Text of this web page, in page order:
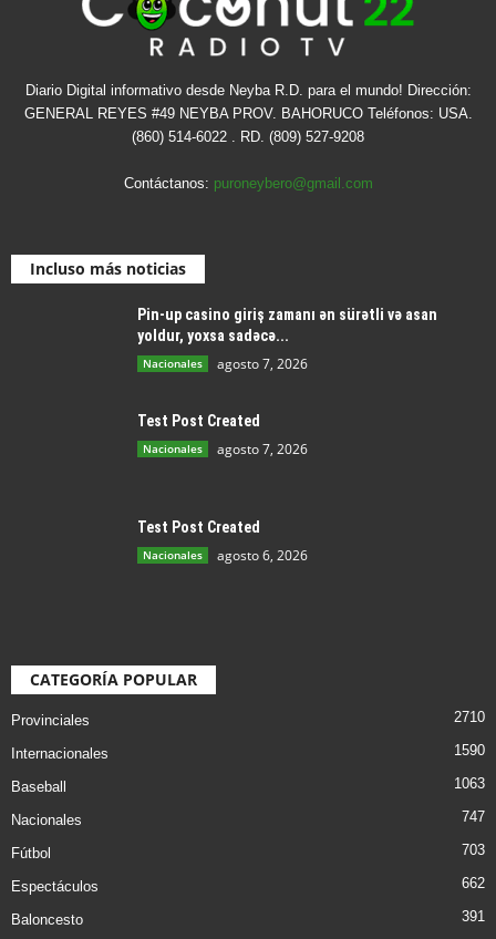
Diario Digital informativo desde Neyba R.D. para el mundo! Dirección:
GENERAL REYES #49 NEYBA PROV. BAHORUCO Teléfonos: USA.
(860) 514-6022 . RD. (809) 527-9208
Contáctanos: puroneybero@gmail.com
Incluso más noticias
Pin-up casino giriş zamanı ən sürətli və asan
yoldur, yoxsa sadəcə...
Nacionales agosto 7, 2026
Test Post Created
Nacionales agosto 7, 2026
Test Post Created
Nacionales agosto 6, 2026
CATEGORÍA POPULAR
Provinciales 2710
Internacionales 1590
Baseball 1063
Nacionales 747
Fútbol 703
Espectáculos 662
Baloncesto 391